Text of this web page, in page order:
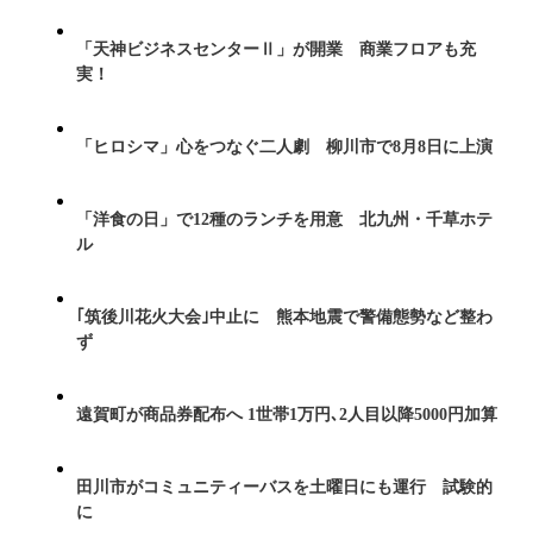
「天神ビジネスセンターⅡ」が開業 商業フロアも充
実！
「ヒロシマ」心をつなぐ二人劇 柳川市で8月8日に上演
「洋食の日」で12種のランチを用意 北九州・千草ホテ
ル
｢筑後川花火大会｣中止に 熊本地震で警備態勢など整わ
ず
遠賀町が商品券配布へ 1世帯1万円､2人目以降5000円加算
田川市がコミュニティーバスを土曜日にも運行 試験的
に